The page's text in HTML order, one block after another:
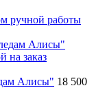
ручной работы
Алисы" 18 500